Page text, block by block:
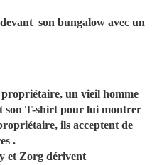
son bungalow avec un
un vieil homme
son T-shirt pour lui montrer
ils acceptent de
.
et Zorg dérivent